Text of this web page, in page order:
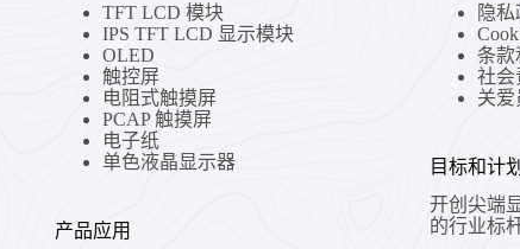
TFT LCD 模块
IPS TFT LCD 显示模块
OLED
触控屏
电阻式触摸屏
PCAP 触摸屏
电子纸
单色液晶显示器
产品应用
隐
条款
社会
关爱
目标和计划
开创尖端
的行业标杆